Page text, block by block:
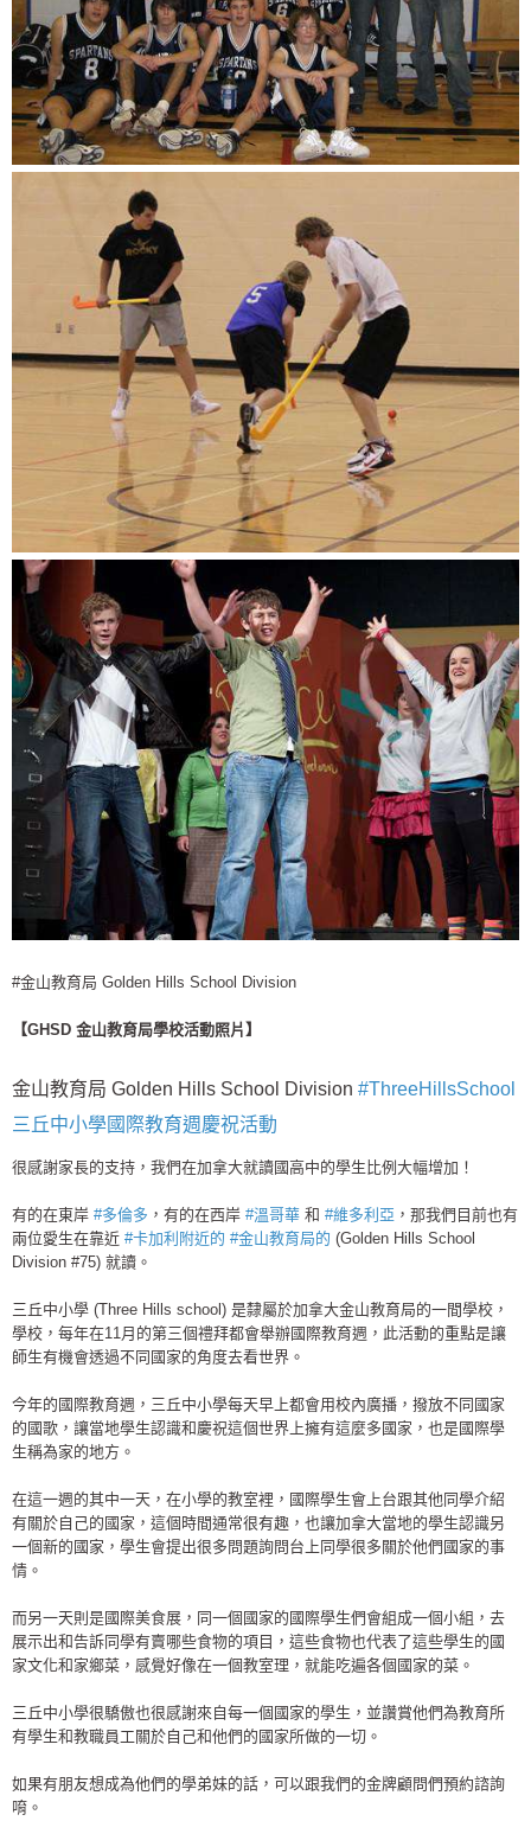
#金山教育局 Golden Hills School Division
【GHSD 金山教育局學校活動照片】
金山教育局 Golden Hills School Division #ThreeHillsSchool
三丘中小學國際教育週慶祝活動
很感謝家長的支持，我們在加拿大就讀國高中的學生比例大幅增加！
有的在東岸 #多倫多 ，有的在西岸 #溫哥華 和 #維多利亞 ，那我們目前也有
兩位愛生在靠近 #卡加利附近的 #金山教育局的 (Golden Hills School
Division #75) 就讀。
三丘中小學 (Three Hills school) 是隸屬於加拿大金山教育局的一間學校，
學校，每年在11月的第三個禮拜都會舉辦國際教育週，此活動的重點是讓
師生有機會透過不同國家的角度去看世界。
今年的國際教育週，三丘中小學每天早上都會用校內廣播，撥放不同國家
的國歌，讓當地學生認識和慶祝這個世界上擁有這麼多國家，也是國際學
生稱為家的地方。
在這一週的其中一天，在小學的教室裡，國際學生會上台跟其他同學介紹
有關於自己的國家，這個時間通常很有趣，也讓加拿大當地的學生認識另
一個新的國家，學生會提出很多問題詢問台上同學很多關於他們國家的事
情。
而另一天則是國際美食展，同一個國家的國際學生們會組成一個小組，去
展示出和告訴同學有賣哪些食物的項目，這些食物也代表了這些學生的國
家文化和家鄉菜，感覺好像在一個教室理，就能吃遍各個國家的菜。
三丘中小學很驕傲也很感謝來自每一個國家的學生，並讚賞他們為教育所
有學生和教職員工關於自己和他們的國家所做的一切。
如果有朋友想成為他們的學弟妹的話，可以跟我們的金牌顧問們預約諮詢
唷。